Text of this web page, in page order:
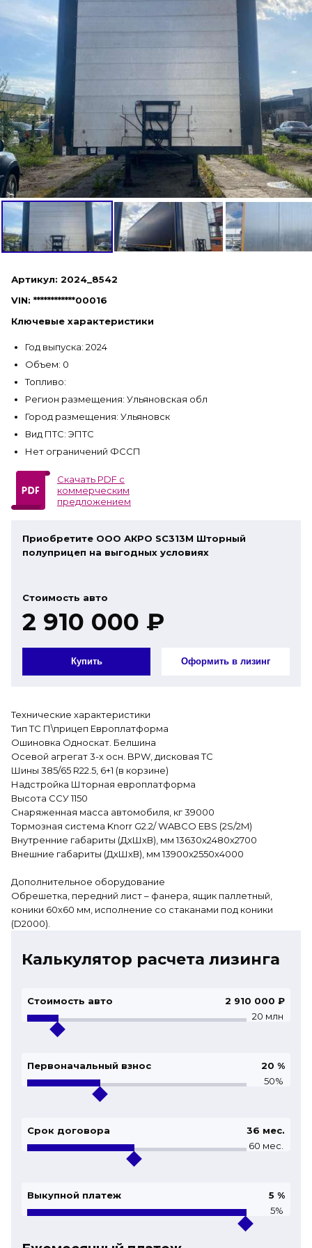
Артикул: 2024_8542
VIN: ************00016
Ключевые характеристики
Год выпуска: 2024
Объем: 0
Топливо:
Регион размещения: Ульяновская обл
Город размещения: Ульяновск
Вид ПТС: ЭПТС
Нет ограничений ФССП
Скачать PDF с
коммерческим
предложением
Приобретите ООО АКРО SC313М Шторный
полуприцеп на выгодных условиях
Стоимость авто
2 910 000 ₽
Купить Оформить в лизинг
Технические характеристики
Тип ТС П\прицеп Европлатформа
Ошиновка Односкат. Белшина
Осевой агрегат 3-х осн. BPW, дисковая ТС
Шины 385/65 R22.5, 6+1 (в корзине)
Надстройка Шторная европлатформа
Высота ССУ 1150
Снаряженная масса автомобиля, кг 39000
Тормозная система Knorr G2.2/ WABCO EBS (2S/2M)
Внутренние габариты (ДхШхВ), мм 13630х2480х2700
Внешние габариты (ДхШхВ), мм 13900х2550х4000
Дополнительное оборудование
Обрешетка, передний лист – фанера, ящик паллетный,
коники 60х60 мм, исполнение со стаканами под коники
(D2000).
Калькулятор расчета лизинга
Стоимость авто
2 910 000 ₽
20 млн
Первоначальный взнос 20 %
50%
Срок договора 36 мес.
60 мес.
Выкупной платеж 5 %
5%